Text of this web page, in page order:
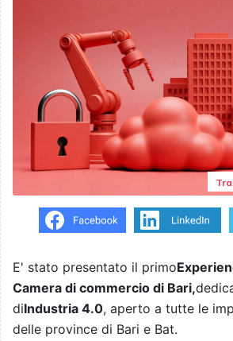
E' stato presentato il primo
Camera di commercio di Bari,
diIndustria 4.0, aperto a tutte le
delle province di Bari e Bat.